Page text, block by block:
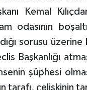
Kemal
odasının
sorusu
Başkanlığı
şüphesi
tarafı, çelişkinin